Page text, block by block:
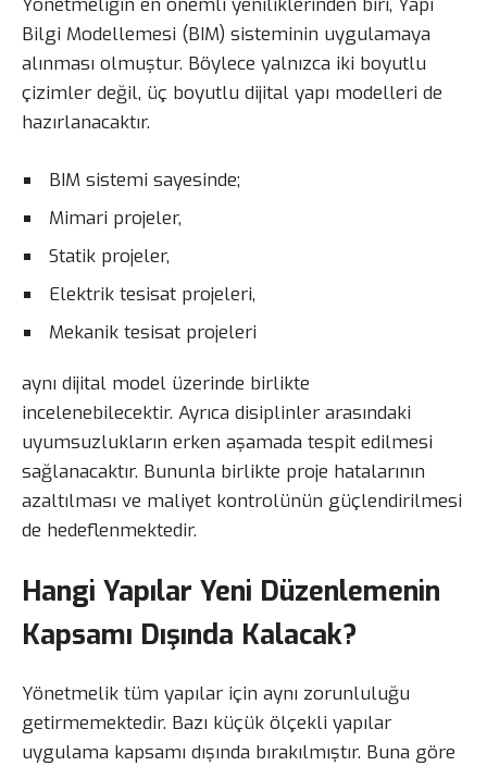
Yönetmeliğin en önemli yeniliklerinden biri, Yapı
Bilgi Modellemesi (BIM) sisteminin uygulamaya
alınması olmuştur. Böylece yalnızca iki boyutlu
çizimler değil, üç boyutlu dijital yapı modelleri de
hazırlanacaktır.
BIM sistemi sayesinde;
Mimari projeler,
Statik projeler,
Elektrik tesisat projeleri,
Mekanik tesisat projeleri
aynı dijital model üzerinde birlikte
incelenebilecektir. Ayrıca disiplinler arasındaki
uyumsuzlukların erken aşamada tespit edilmesi
sağlanacaktır. Bununla birlikte proje hatalarının
azaltılması ve maliyet kontrolünün güçlendirilmesi
de hedeflenmektedir.
Hangi Yapılar Yeni Düzenlemenin
Kapsamı Dışında Kalacak?
Yönetmelik tüm yapılar için aynı zorunluluğu
getirmemektedir. Bazı küçük ölçekli yapılar
uygulama kapsamı dışında bırakılmıştır. Buna göre